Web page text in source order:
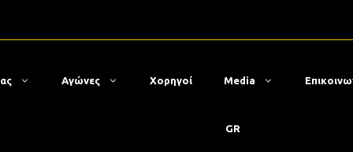
Αγώνες Χορηγοί Media
GR